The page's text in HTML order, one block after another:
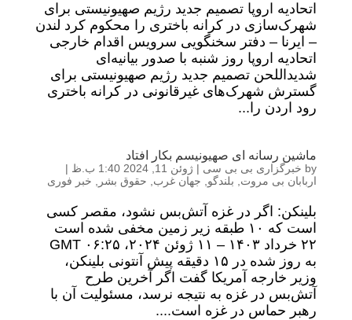
اتحادیه اروپا تصمیم جدید رژیم صهیونیستی برای
شهرک‌سازی در کرانه باختری را محکوم کرد لندن
– ایرنا – دفتر سخنگویی سرویس اقدام خارجی
اتحادیه اروپا روز شنبه با صدور بیانیه‌ای
شدیداللحن تصمیم جدید رژیم صهیونیستی برای
گسترش شهرک‌های غیرقانونی در کرانه باختری
رود اردن را...
ماشین رسانه ای صهیونیسم بکار افتاد
by خبرگزاری بی بی سی | ژوئن 11, 2024 1:40 ب.ظ
|
اربابان بی مروت
بلندگو جهان غرب حقوق بشر خبر فوری
بلینکن: اگر در غزه آتش‌بس نشود، مقصر کسی
است که ۱۰ طبقه زیر زمین مخفی شده است
۲۲ خرداد ۱۴۰۳ – ۱۱ ژوئن ۲۰۲۴، ۰۶:۲۵ GMT
به روز شده در ۱۵ دقیقه پیش آنتونی بلینکن،
وزیر خارجه آمریکا گفت اگر آخرین طرح
آتش‌بس در غزه به نتیجه نرسد، مسئولیت آن با
رهبر حماس در غزه است....